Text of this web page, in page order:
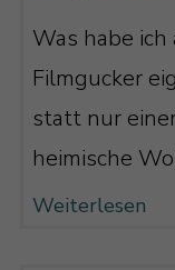
Was habe
Filmgucker
statt nur
heimische
Weiterlesen